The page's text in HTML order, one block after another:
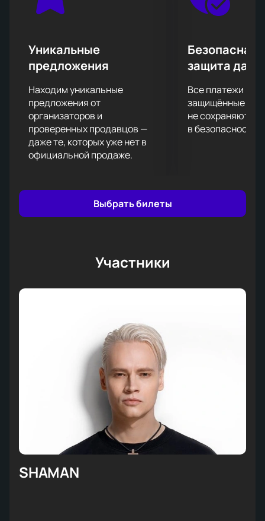
Уникальные
предложения
Находим уникальные
предложения от
организаторов и
проверенных продавцов —
даже те, которых уже нет в
официальной продаже.
Безопасная
защита
Все платежи
защищённые
не сохраняются
в безопасности.
Выбрать билеты
Участники
SHAMAN